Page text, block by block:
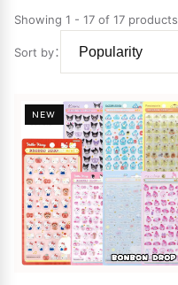
Showing 1 - 17 of 17 products
Sort by：
NEW